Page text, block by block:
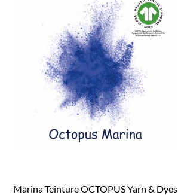
Marina Teinture OCTOPUS Yarn & Dyes